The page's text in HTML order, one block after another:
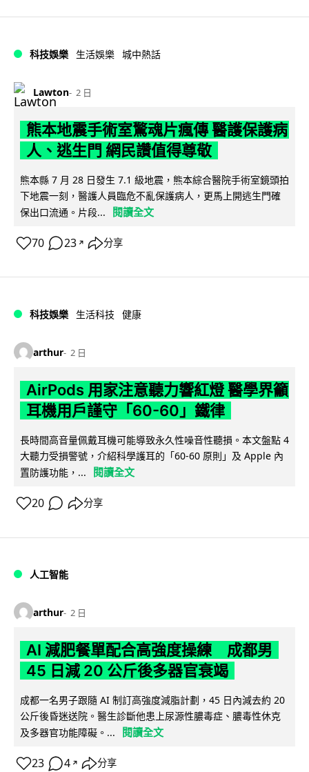
科技娛樂 生活娛樂 城中熱話
Lawton 2 日
熊本地震手術室驚魂片瘋傳 醫護保護病
人、逃生門 網民讚值得尊敬
熊本縣 7 月 28 日發生 7.1 級地震，熊本綜合醫院手術室鏡頭拍
下地震一刻，醫護人員臨危不亂保護病人，更馬上開逃生門確
保出口流通。片段...
閱讀全文
70 23 ↗ 分享
科技娛樂 生活科技 健康
arthur 2 日
AirPods 用家注意聽力響紅燈 醫學界籲
耳機用戶謹守「60-60」鐵律
長時間高音量佩戴耳機可能導致永久性噪音性聽損。本文盤點 4
大聽力受損警號，介紹科學護耳的「60-60 原則」及 Apple 內
置防護功能，...
閱讀全文
20 分享
人工智能
arthur 2 日
AI 減肥餐單配合高強度操練 成都男
45 日減 20 公斤後多器官衰竭
成都一名男子跟隨 AI 制訂高強度減脂計劃，45 日內減去約 20
公斤後昏迷送院。醫生診斷他患上尿源性膿毒症、膿毒性休克
及多器官功能障礙。...
閱讀全文
23 4 ↗ 分享